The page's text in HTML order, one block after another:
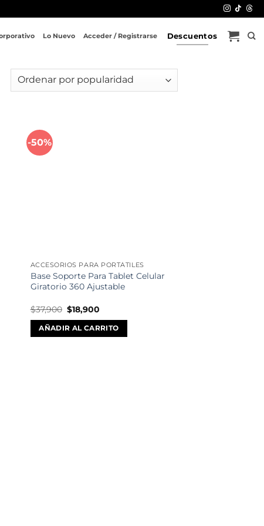
Lo Nuevo Acceder / Registrarse Descuentos
-50%
ACCESORIOS PARA PORTÁTILES
Base Soporte Para Tablet Celular
Giratorio 360 Ajustable
$37,900 El
precio
original
era:
$18,900El
actual
es:
AÑADIR AL CARRITO